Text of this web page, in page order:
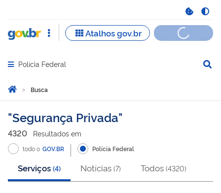
Abrir menu principal de navegação
Polícia Federal
Você está aqui:
Página Inicial
Busca
Busca
Segurança Privada
4320 Resultados em
todo o GOV.BR Polícia Federal
Serviços (4) Notícias (7) Todos (4320)